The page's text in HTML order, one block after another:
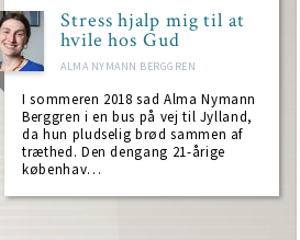
Stress hjalp mig til at
hvile hos Gud
ALMA NYMANN BERGGREN
I sommeren 2018 sad Alma Nymann
Berggren i en bus på vej til Jylland,
da hun pludselig brød sammen af
træthed. Den dengang 21-årige
københav…